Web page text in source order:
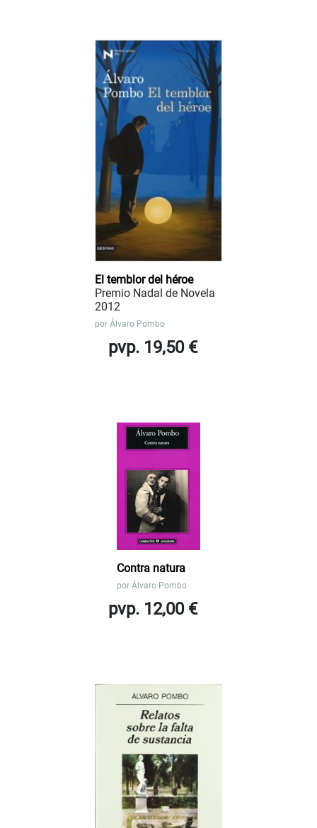
El temblor del héroe
Premio Nadal de Novela
2012
por Álvaro Pombo
pvp. 19,50 €
Contra natura
por Álvaro Pombo
pvp. 12,00 €